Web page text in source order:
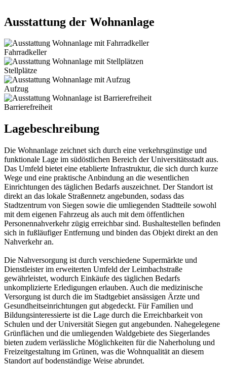
Ausstattung der Wohnanlage
Fahrradkeller
Stellplätze
Aufzug
Barrierefreiheit
Lagebeschreibung
Die Wohnanlage zeichnet sich durch eine verkehrsgünstige und
funktionale Lage im südöstlichen Bereich der Universitätsstadt aus.
Das Umfeld bietet eine etablierte Infrastruktur, die sich durch kurze
Wege und eine praktische Anbindung an die wesentlichen
Einrichtungen des täglichen Bedarfs auszeichnet. Der Standort ist
direkt an das lokale Straßennetz angebunden, sodass das
Stadtzentrum von Siegen sowie die umliegenden Stadtteile sowohl
mit dem eigenen Fahrzeug als auch mit dem öffentlichen
Personennahverkehr zügig erreichbar sind. Bushaltestellen befinden
sich in fußläufiger Entfernung und binden das Objekt direkt an den
Nahverkehr an.
Die Nahversorgung ist durch verschiedene Supermärkte und
Dienstleister im erweiterten Umfeld der Leimbachstraße
gewährleistet, wodurch Einkäufe des täglichen Bedarfs
unkomplizierte Erledigungen erlauben. Auch die medizinische
Versorgung ist durch die im Stadtgebiet ansässigen Ärzte und
Gesundheitseinrichtungen gut abgedeckt. Für Familien und
Bildungsinteressierte ist die Lage durch die Erreichbarkeit von
Schulen und der Universität Siegen gut angebunden. Nahegelegene
Grünflächen und die umliegenden Waldgebiete des Siegerlandes
bieten zudem verlässliche Möglichkeiten für die Naherholung und
Freizeitgestaltung im Grünen, was die Wohnqualität an diesem
Standort auf bodenständige Weise abrundet.